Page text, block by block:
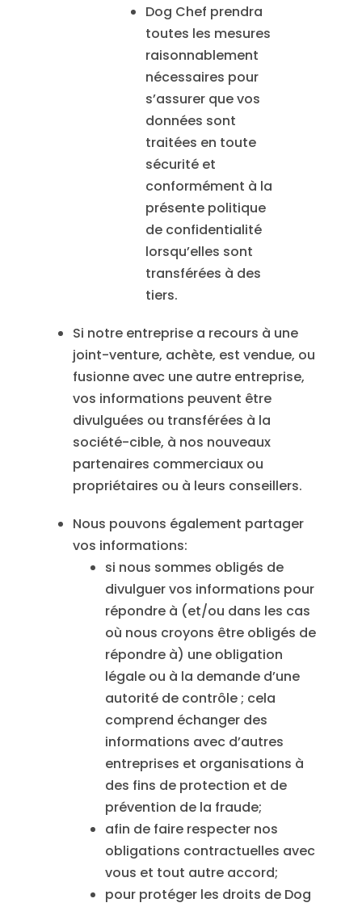
Dog Chef prendra
toutes les mesures
raisonnablement
nécessaires pour
s’assurer que vos
données sont
traitées en toute
sécurité et
conformément à la
présente politique
de confidentialité
lorsqu’elles sont
transférées à des
tiers.
Si notre entreprise a recours à une
joint-venture, achète, est vendue, ou
fusionne avec une autre entreprise,
vos informations peuvent être
divulguées ou transférées à la
société-cible, à nos nouveaux
partenaires commerciaux ou
propriétaires ou à leurs conseillers.
Nous pouvons également partager
vos informations:
si nous sommes obligés de
divulguer vos informations pour
répondre à (et/ou dans les cas
où nous croyons être obligés de
répondre à) une obligation
légale ou à la demande d’une
autorité de contrôle ; cela
comprend échanger des
informations avec d’autres
entreprises et organisations à
des fins de protection et de
prévention de la fraude;
afin de faire respecter nos
obligations contractuelles avec
vous et tout autre accord;
pour protéger les droits de Dog